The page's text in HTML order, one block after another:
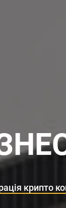
крипто